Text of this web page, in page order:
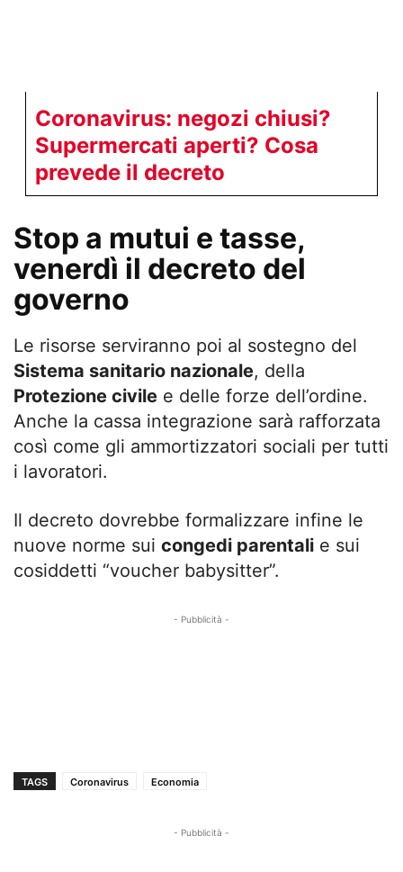
Coronavirus: negozi chiusi?
Supermercati aperti? Cosa
prevede il decreto
Stop a mutui e tasse,
venerdì il decreto del
governo
Le risorse serviranno poi al sostegno del
Sistema sanitario nazionale, della
Protezione civile e delle forze dell’ordine.
Anche la cassa integrazione sarà rafforzata
così come gli ammortizzatori sociali per tutti
i lavoratori.
Il decreto dovrebbe formalizzare infine le
nuove norme sui congedi parentali e sui
cosiddetti “voucher babysitter”.
- Pubblicità -
TAGS Coronavirus Economia
- Pubblicità -